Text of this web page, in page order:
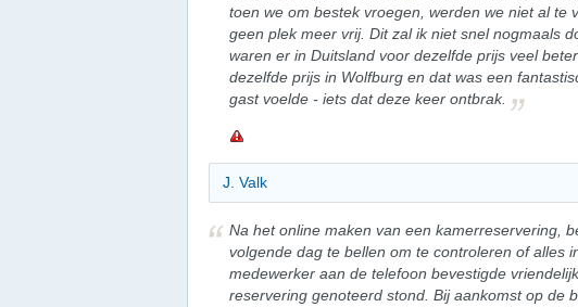
toen we om bestek vroegen, werden we niet al te
geen plek meer vrij. Dit zal ik niet snel nogmaals
waren er in Duitsland voor dezelfde prijs veel
dezelfde prijs in Wolfburg en dat was een
gast voelde - iets dat deze keer ontbrak.
J. Valk
Na het online maken van een kamerreservering,
volgende dag te bellen om te controleren of alles
medewerker aan de telefoon bevestigde
reservering genoteerd stond. Bij aankomst op de